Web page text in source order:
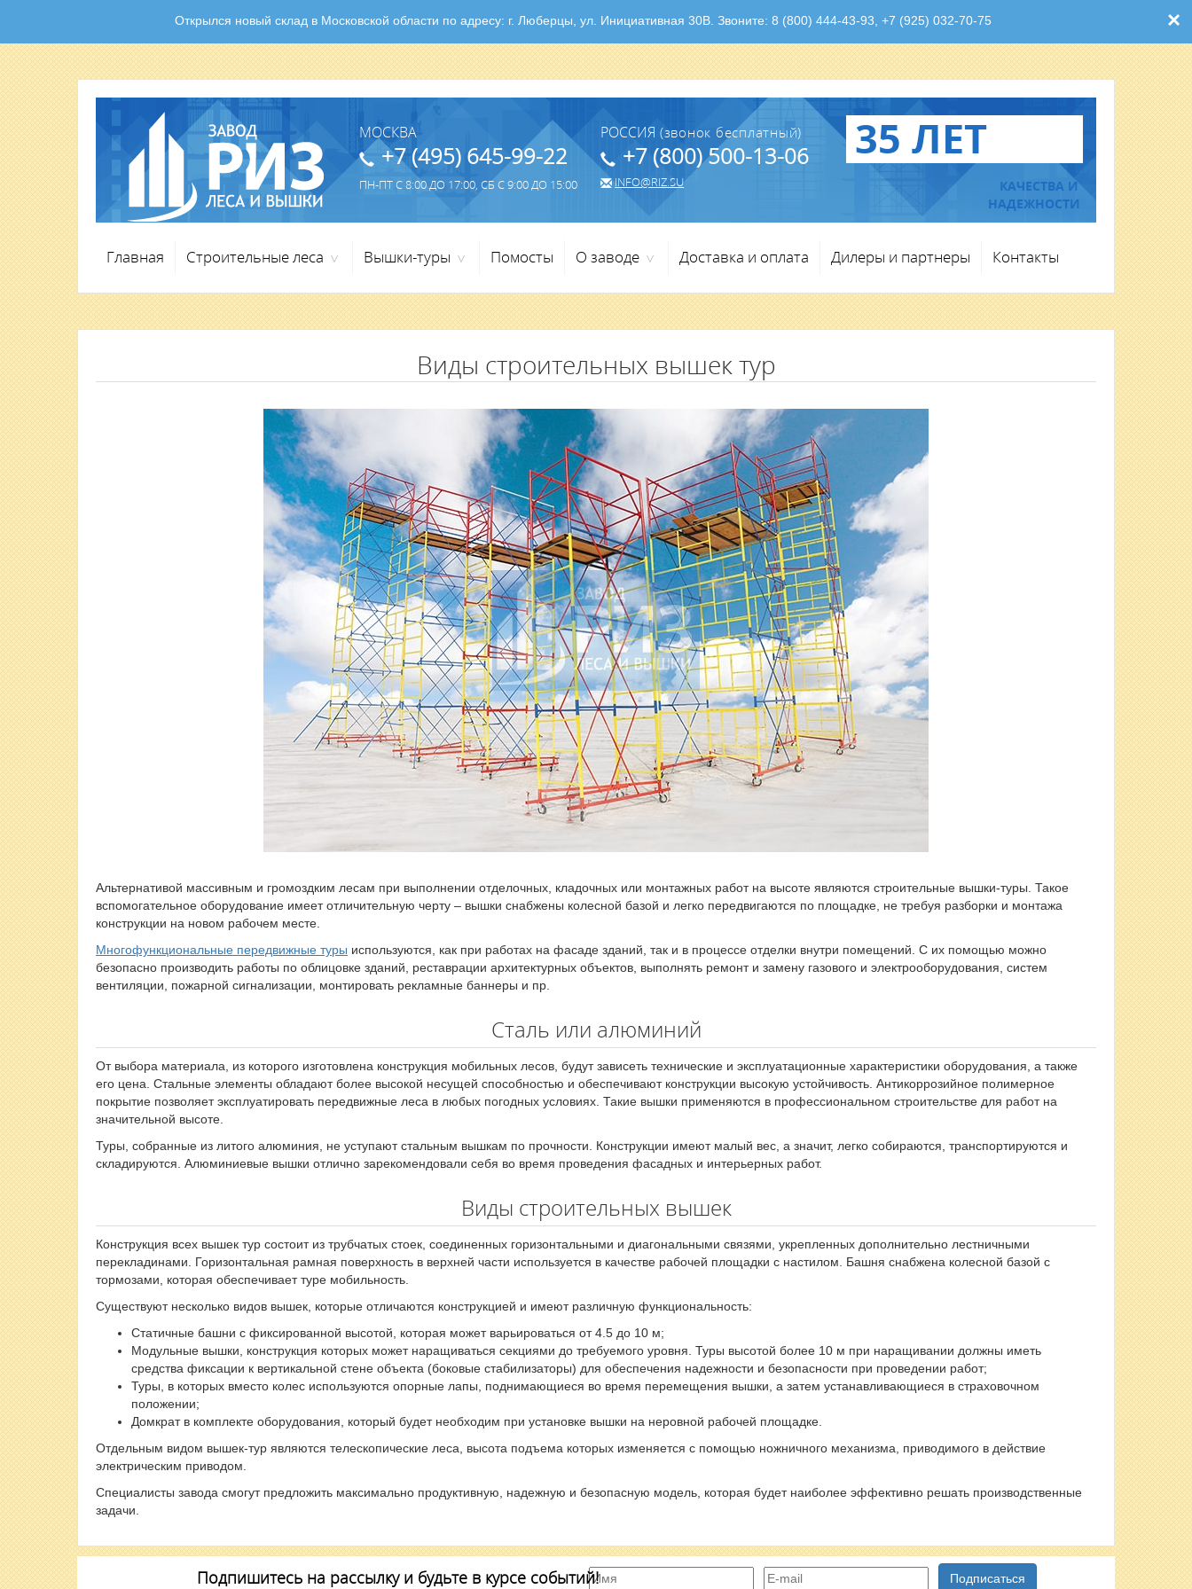
×
Открылся новый склад в Московской области по адресу: г. Люберцы, ул. Инициативная 30В. Звоните: 8 (800) 444-43-93, +7 (925) 032-70-75
35 ЛЕТ
КАЧЕСТВА И
НАДЕЖНОСТИ
МОСКВА
+7 (495) 645-99-22
ПН-ПТ С 8:00 ДО 17:00, СБ С 9:00 ДО 15:00
РОССИЯ (звонок бесплатный)
+7 (800) 500-13-06
INFO@RIZ.SU
Главная >
Строительные леса >
Вышки-туры Помосты >
О заводе Доставка и оплата Дилеры и партнеры Контакты
Виды строительных вышек тур
Альтернативой массивным и громоздким лесам при выполнении отделочных, кладочных или монтажных работ на высоте являются строительные вышки-туры. Такое
вспомогательное оборудование имеет отличительную черту – вышки снабжены колесной базой и легко передвигаются по площадке, не требуя разборки и монтажа
конструкции на новом рабочем месте.
Многофункциональные передвижные туры используются, как при работах на фасаде зданий, так и в процессе отделки внутри помещений. С их помощью можно
безопасно производить работы по облицовке зданий, реставрации архитектурных объектов, выполнять ремонт и замену газового и электрооборудования, систем
вентиляции, пожарной сигнализации, монтировать рекламные баннеры и пр.
Сталь или алюминий
От выбора материала, из которого изготовлена конструкция мобильных лесов, будут зависеть технические и эксплуатационные характеристики оборудования, а также
его цена. Стальные элементы обладают более высокой несущей способностью и обеспечивают конструкции высокую устойчивость. Антикоррозийное полимерное
покрытие позволяет эксплуатировать передвижные леса в любых погодных условиях. Такие вышки применяются в профессиональном строительстве для работ на
значительной высоте.
Туры, собранные из литого алюминия, не уступают стальным вышкам по прочности. Конструкции имеют малый вес, а значит, легко собираются, транспортируются и
складируются. Алюминиевые вышки отлично зарекомендовали себя во время проведения фасадных и интерьерных работ.
Виды строительных вышек
Конструкция всех вышек тур состоит из трубчатых стоек, соединенных горизонтальными и диагональными связями, укрепленных дополнительно лестничными
перекладинами. Горизонтальная рамная поверхность в верхней части используется в качестве рабочей площадки с настилом. Башня снабжена колесной базой с
тормозами, которая обеспечивает туре мобильность.
Существуют несколько видов вышек, которые отличаются конструкцией и имеют различную функциональность:
Статичные башни с фиксированной высотой, которая может варьироваться от 4.5 до 10 м;
Модульные вышки, конструкция которых может наращиваться секциями до требуемого уровня. Туры высотой более 10 м при наращивании должны иметь
средства фиксации к вертикальной стене объекта (боковые стабилизаторы) для обеспечения надежности и безопасности при проведении работ;
Туры, в которых вместо колес используются опорные лапы, поднимающиеся во время перемещения вышки, а затем устанавливающиеся в страховочном
положении;
Домкрат в комплекте оборудования, который будет необходим при установке вышки на неровной рабочей площадке.
Отдельным видом вышек-тур являются телескопические леса, высота подъема которых изменяется с помощью ножничного механизма, приводимого в действие
электрическим приводом.
Специалисты завода смогут предложить максимально продуктивную, надежную и безопасную модель, которая будет наиболее эффективно решать производственные
задачи.
Подпишитесь на рассылку и будьте в курсе событий!